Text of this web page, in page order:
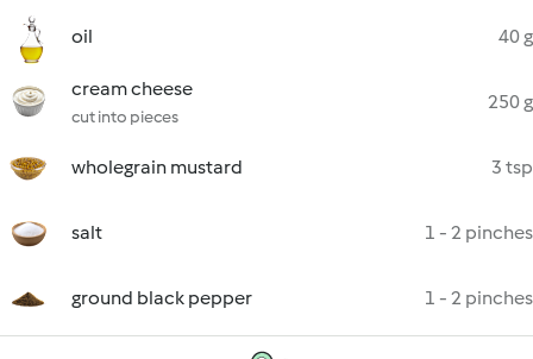
oil 40 g
cream cheese
cut into pieces
250 g
wholegrain mustard 3 tsp
salt 1 - 2 pinches
ground black pepper 1 - 2 pinches